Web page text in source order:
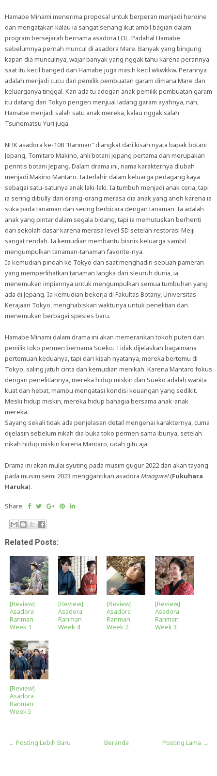
Hamabe Minami menerima proposal untuk berperan menjadi heroine
dan mengatakan kalau ia sangat senang ikut ambil bagian dalam
program bersejarah bernama asadora LOL. Padahal Hamabe
sebelumnya pernah muncul di asadora Mare. Banyak yang bingung
kapan dia munculnya, wajar banyak yang nggak tahu karena perannya
saat itu kecil banged dan Hamabe juga masih kecil wkwkkw. Perannya
adalah menjadi cucu dari pemilik pembuatan garam dimana Mare dan
keluarganya tinggal. Kan ada tu adegan anak pemilik pembuatan garam
itu datang dari Tokyo pengen menjual ladang garam ayahnya, nah,
Hamabe menjadi salah satu anak mereka, kalau nggak salah
Tsunematsu Yuri juga.
NHK asadora ke-108 "Ranman" diangkat dari kisah nyata bapak botani
Jepang, Tomitaro Makino, ahli botani Jepang pertama dan merupakan
perintis botani Jepang. Dalam drama ini, nama karakternya diubah
menjadi Makino Mantaro. Ia terlahir dalam keluarga pedagang kaya
sebagai satu-satunya anak laki-laki. Ia tumbuh menjadi anak ceria, tapi
ia sering dibully dan orang-orang merasa dia anak yang aneh karena ia
suka pada tanaman dan sering berbicara dengan tanaman. Ia adalah
anak yang pintar dalam segala bidang, tapi ia memutuskan berhenti
dari sekolah dasar karena merasa level SD setelah restorasi Meiji
sangat rendah. Ia kemudian membantu bisnis keluarga sambil
mengumpulkan tanaman-tanaman favorite-nya.
Ia kemudian pindah ke Tokyo dan saat menghadiri sebuah pameran
yang memperlihatkan tanaman langka dari sleuruh dunia, ia
menemukan impiannya untuk mengumpulkan semua tumbuhan yang
ada di Jepang. Ia kemudian bekerja di Fakultas Botany, Universitas
Kerajaan Tokyo, menghabiskan waktunya untuk penelitian dan
menemukan berbagai spesies baru.
Hamabe Minami dalam drama ini akan memerankan tokoh puteri dari
pemilik toko permen bernama Sueko. Tidak dijelaskan bagaimana
pertemuan keduanya, tapi dari kisah nyatanya, mereka bertemu di
Tokyo, saling jatuh cinta dan kemudian menikah. Karena Mantaro fokus
dengan penelitiannya, mereka hidup miskin dan Sueko adalah wanita
kuat dan hebat, mampu mengatasi kondisi keuangan yang sedikit.
Meski hidup miskin, mereka hidup bahagia bersama anak-anak
mereka.
Sayang sekali tidak ada penjelasan detail mengenai karakternya, cuma
dijelasin sebelum nikah dia buka toko permen sama ibunya, setelah
nikah hidup miskin karena Mantaro, udah gitu aja.
Drama ini akan mulai syuting pada musim gugur 2022 dan akan tayang
pada musim semi 2023 menggantikan asadora Maiagare!(Fukuhara
Haruka).
Share:
Related Posts:
[Review]
Asadora
Ranman
Week 1
[Review]
Asadora
Ranman
Week 4
[Review]
Asadora
Ranman
Week 2
[Review]
Asadora
Ranman
Week 3
[Review]
Asadora
Ranman
Week 5
← Posting Lebih Baru Posting Lama →
Beranda